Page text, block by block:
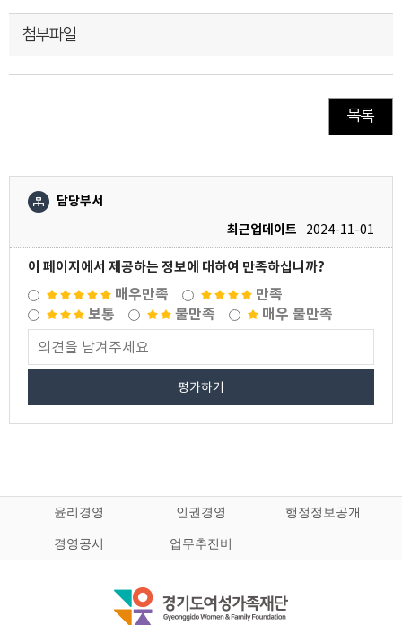
첨부파일
목록
담당부서
최근업데이트
2024-11-01
이 페이지에서 제공하는 정보에 대하여 만족하십니까?
매우만족
만족
보통
불만족 매우 불만족
평가하기
윤리경영 인권경영 행정정보공개
경영공시 업무추진비